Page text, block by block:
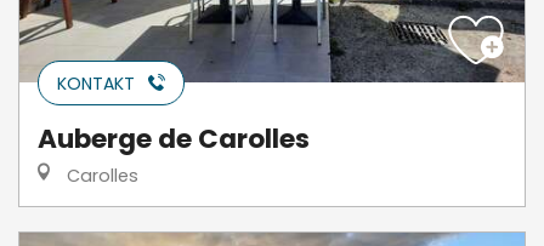
KONTAKT
Auberge de Carolles
Carolles